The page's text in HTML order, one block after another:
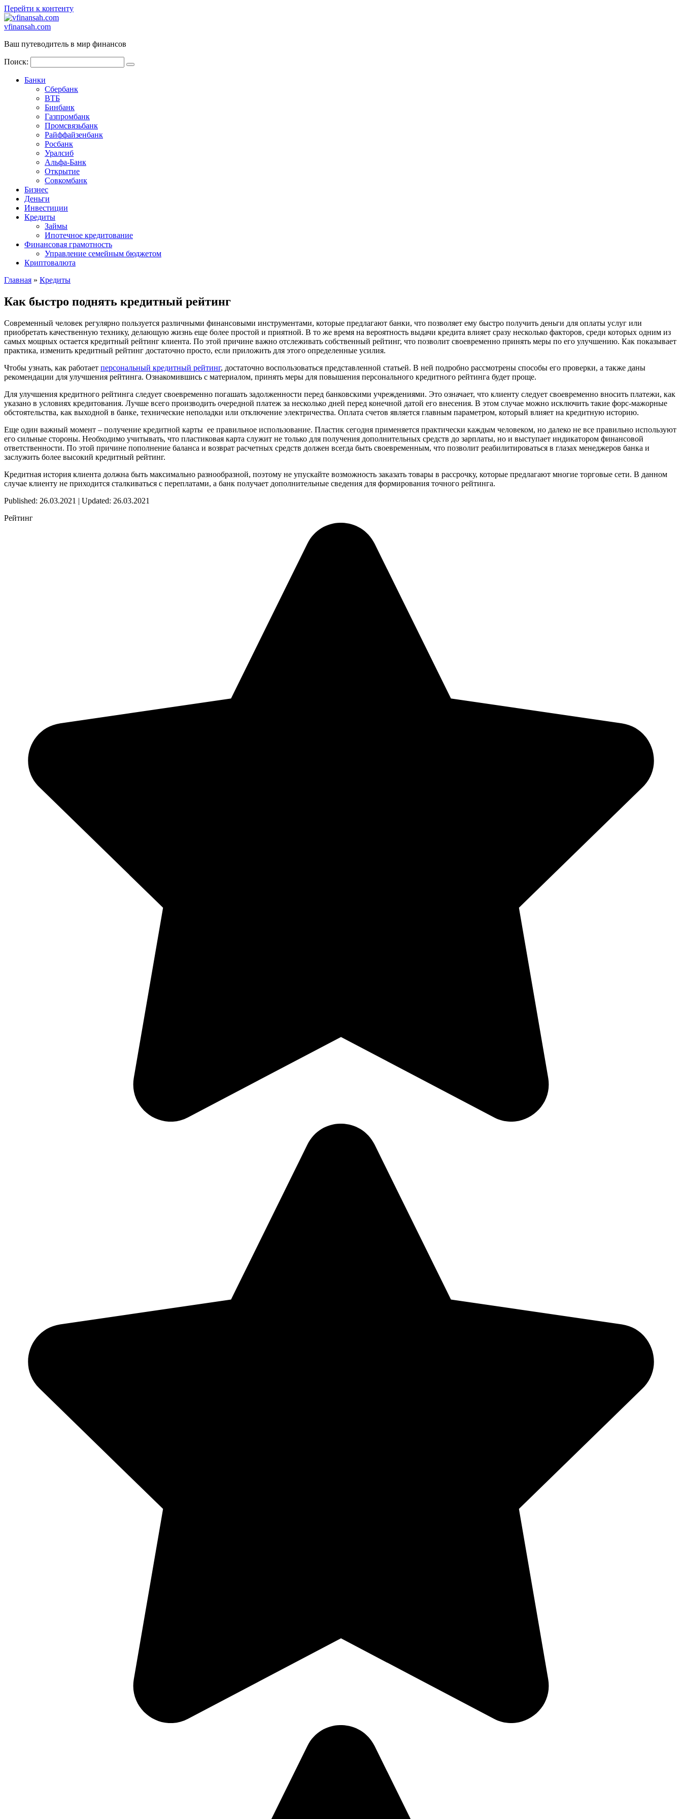
Перейти к контенту
vfinansah.com
Ваш путеводитель в мир финансов
Поиск:
Банки
Сбербанк
ВТБ
Бинбанк
Газпромбанк
Промсвязьбанк
Райффайзенбанк
Росбанк
Уралсиб
Альфа-Банк
Открытие
Совкомбанк
Бизнес
Деньги
Инвестиции
Кредиты
Займы
Ипотечное кредитование
Финансовая грамотность
Управление семейным бюджетом
Криптовалюта
Главная » Кредиты
Как быстро поднять кредитный рейтинг
Современный человек регулярно пользуется различными финансовыми инструментами, которые предлагают банки, что позволяет ему быстро получить деньги для оплаты услуг или
приобретать качественную технику, делающую жизнь еще более простой и приятной. В то же время на вероятность выдачи кредита влияет сразу несколько факторов, среди которых одним из
самых мощных остается кредитный рейтинг клиента. По этой причине важно отслеживать собственный рейтинг, что позволит своевременно принять меры по его улучшению. Как показывает
практика, изменить кредитный рейтинг достаточно просто, если приложить для этого определенные усилия.
Чтобы узнать, как работает персональный кредитный рейтинг, достаточно воспользоваться представленной статьей. В ней подробно рассмотрены способы его проверки, а также даны
рекомендации для улучшения рейтинга. Ознакомившись с материалом, принять меры для повышения персонального кредитного рейтинга будет проще.
Для улучшения кредитного рейтинга следует своевременно погашать задолженности перед банковскими учреждениями. Это означает, что клиенту следует своевременно вносить платежи, как
указано в условиях кредитования. Лучше всего производить очередной платеж за несколько дней перед конечной датой его внесения. В этом случае можно исключить такие форс-мажорные
обстоятельства, как выходной в банке, технические неполадки или отключение электричества. Оплата счетов является главным параметром, который влияет на кредитную историю.
Еще один важный момент – получение кредитной карты ее правильное использование. Пластик сегодня применяется практически каждым человеком, но далеко не все правильно используют
его сильные стороны. Необходимо учитывать, что пластиковая карта служит не только для получения дополнительных средств до зарплаты, но и выступает индикатором финансовой
ответственности. По этой причине пополнение баланса и возврат расчетных средств должен всегда быть своевременным, что позволит реабилитироваться в глазах менеджеров банка и
заслужить более высокий кредитный рейтинг.
Кредитная история клиента должна быть максимально разнообразной, поэтому не упускайте возможность заказать товары в рассрочку, которые предлагают многие торговые сети. В данном
случае клиенту не приходится сталкиваться с переплатами, а банк получает дополнительные сведения для формирования точного рейтинга.
Published: 26.03.2021 | Updated: 26.03.2021
Рейтинг